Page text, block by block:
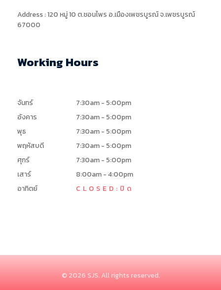
Address : 120 หมู่ 10 ต.ชอนไพร อ.เมืองเพชรบูรณ์ จ.เพชรบูรณ์
67000
Working Hours
จันทร์
7:30am - 5:00pm
อังคาร
7:30am - 5:00pm
พุธ
7:30am - 5:00pm
พฤหัสบดี
7:30am - 5:00pm
ศุกร์
7:30am - 5:00pm
เสาร์
8:00am - 4:00pm
อาทิตย์
CLOSED:ปิด
© 2026 SJS. All rights reserved.